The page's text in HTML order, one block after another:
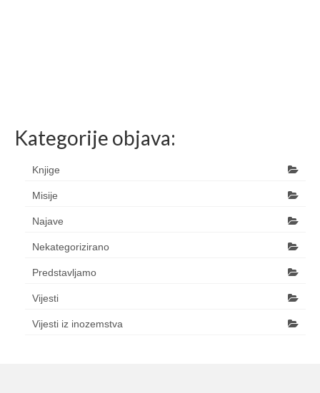
Kategorije objava:
Knjige
Misije
Najave
Nekategorizirano
Predstavljamo
Vijesti
Vijesti iz inozemstva